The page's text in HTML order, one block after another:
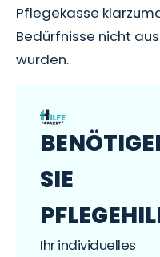
Pflegekasse
Bedürfnisse nicht
wurden.
SIE
Ihr individuelles